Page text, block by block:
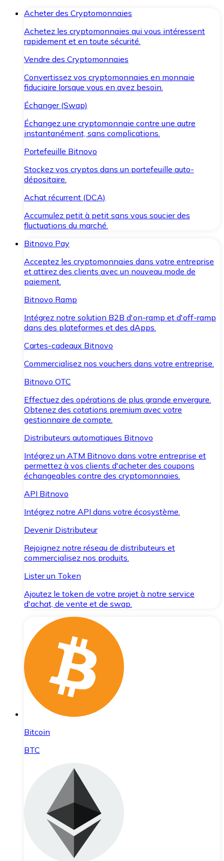
Acheter des Cryptomonnaies
Achetez les cryptomonnaies qui vous intéressent
rapidement et en toute sécurité.
Vendre des Cryptomonnaies
Convertissez vos cryptomonnaies en monnaie
fiduciaire lorsque vous en avez besoin.
Échanger (Swap)
Échangez une cryptomonnaie contre une autre
instantanément, sans complications.
Portefeuille Bitnovo
Stockez vos cryptos dans un portefeuille auto-
dépositaire.
Achat récurrent (DCA)
Accumulez petit à petit sans vous soucier des
fluctuations du marché.
Bitnovo Pay
Acceptez les cryptomonnaies dans votre entreprise
et attirez des clients avec un nouveau mode de
paiement.
Bitnovo Ramp
Intégrez notre solution B2B d'on-ramp et d'off-ramp
dans des plateformes et des dApps.
Cartes-cadeaux Bitnovo
Commercialisez nos vouchers dans votre entreprise.
Bitnovo OTC
Effectuez des opérations de plus grande envergure.
Obtenez des cotations premium avec votre
gestionnaire de compte.
Distributeurs automatiques Bitnovo
Intégrez un ATM Bitnovo dans votre entreprise et
permettez à vos clients d'acheter des coupons
échangeables contre des cryptomonnaies.
API Bitnovo
Intégrez notre API dans votre écosystème.
Devenir Distributeur
Rejoignez notre réseau de distributeurs et
commercialisez nos produits.
Lister un Token
Ajoutez le token de votre projet à notre service
d'achat, de vente et de swap.
Bitcoin
BTC